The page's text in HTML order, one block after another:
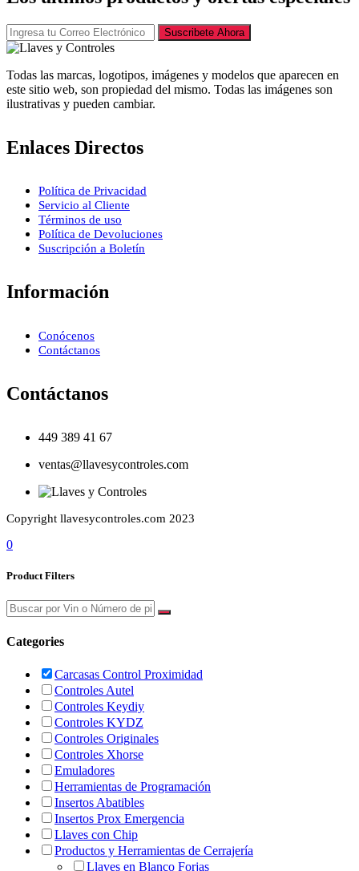
Suscribete Ahora
Todas las marcas, logotipos, imágenes y modelos que aparecen en
este sitio web, son propiedad del mismo. Todas las imágenes son
ilustrativas y pueden cambiar.
Enlaces Directos
Política de Privacidad
Servicio al Cliente
Términos de uso
Política de Devoluciones
Suscripción a Boletín
Información
Conócenos
Contáctanos
Contáctanos
449 389 41 67
ventas@llavesycontroles.com
Copyright llavesycontroles.com 2023
0
Product Filters
Categories
Carcasas Control Proximidad
Controles Autel
Controles Keydiy
Controles KYDZ
Controles Originales
Controles Xhorse
Emuladores
Herramientas de Programación
Insertos Abatibles
Insertos Prox Emergencia
Llaves con Chip
Productos y Herramientas de Cerrajería
Llaves en Blanco Forjas